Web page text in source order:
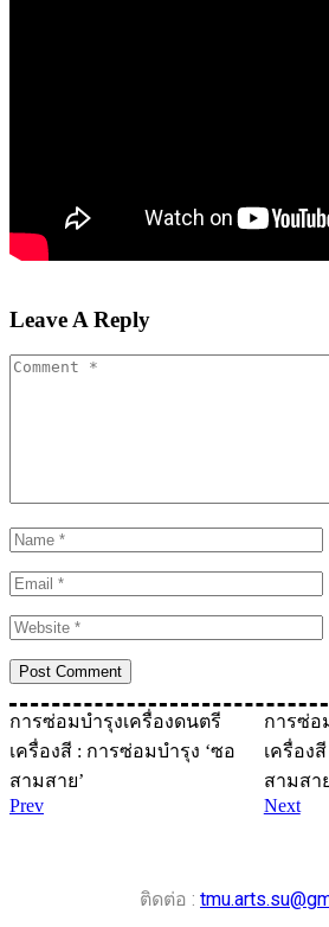
Leave A Reply
การซ่อมบำรุงเครื่องดนตรี
เครื่องสี : การซ่อมบำรุง ‘ซอ
สามสาย’
Prev
การซ่อ
เครื่อง
สามสา
Next
ติดต่อ :